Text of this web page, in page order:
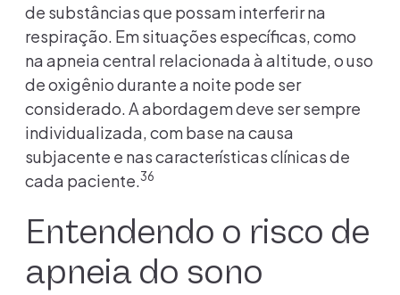
de substâncias que possam interferir na
respiração. Em situações específicas, como
na apneia central relacionada à altitude, o uso
de oxigênio durante a noite pode ser
considerado. A abordagem deve ser sempre
individualizada, com base na causa
subjacente e nas características clínicas de
cada paciente. 36
Entendendo o risco de
apneia do sono